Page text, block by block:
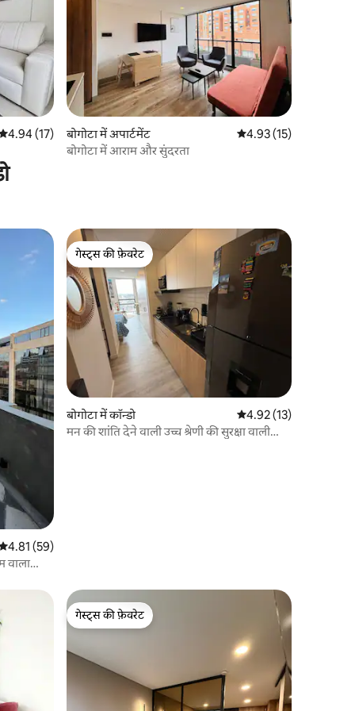
रेटिंग 5 में से 4.94, 17 समीक्षाएँ
4.94 (17)
बोगोटा में अपार्टमेंट औसत रेटिंग 5 में से 4.93,
4.93 (15)
बोगोटा में आराम और सुंदरता
रेटिंग 5 में से 4.81, 59 समीक्षाएँ
4.81 (59)
वाला
गेस्ट्स की फ़ेवरेट
गेस्ट्स की फ़ेवरेट
बोगोटा में कॉन्डो औसत रेटिंग 5 में से 4.92,
4.92 (13)
मन की शांति देने वाली उच्च श्रेणी की सुरक्षा वाली
गेस्ट्स की फ़ेवरेट
गेस्ट्स की फ़ेवरेट